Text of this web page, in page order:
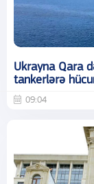
Ukrayna Qara
tankerlərə
09:04